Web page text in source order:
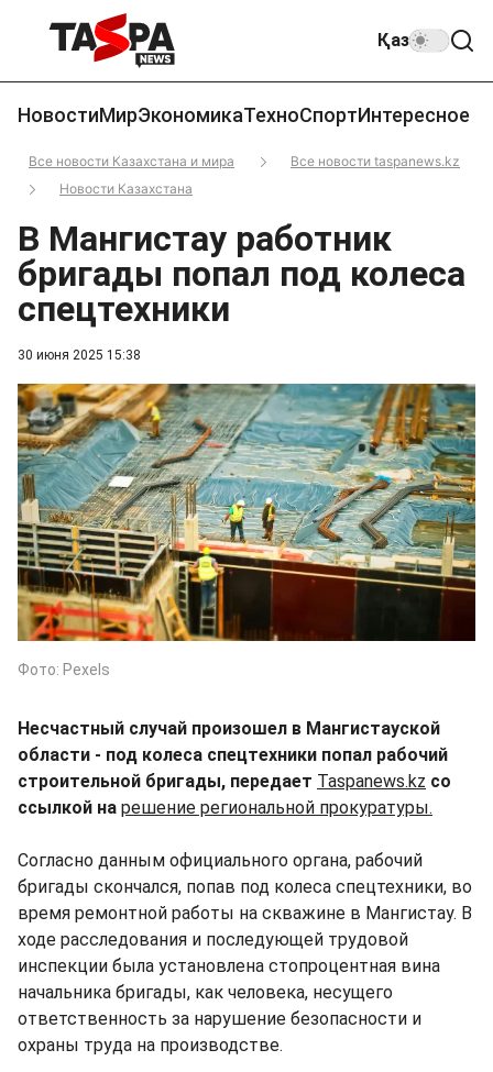
Қаз
НовостиМирЭкономикаТехноСпортИнтересное
Все новости Казахстана и мира
Все новости taspanews.kz
Новости Казахстана
30 июня 2025 15:38
В Мангистау работник
бригады попал под колеса
спецтехники
Фото: Pexels
Несчастный случай произошел в Мангистауской
области - под колеса спецтехники попал рабочий
строительной бригады, передает Taspanews.kz со
ссылкой на решение региональной прокуратуры.
Согласно данным официального органа, рабочий
бригады скончался, попав под колеса спецтехники, во
время ремонтной работы на скважине в Мангистау. В
ходе расследования и последующей трудовой
инспекции была установлена стопроцентная вина
начальника бригады, как человека, несущего
ответственность за нарушение безопасности и
охраны труда на производстве.